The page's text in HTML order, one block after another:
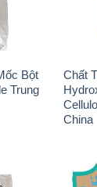
Bột
Trung
Chất
China